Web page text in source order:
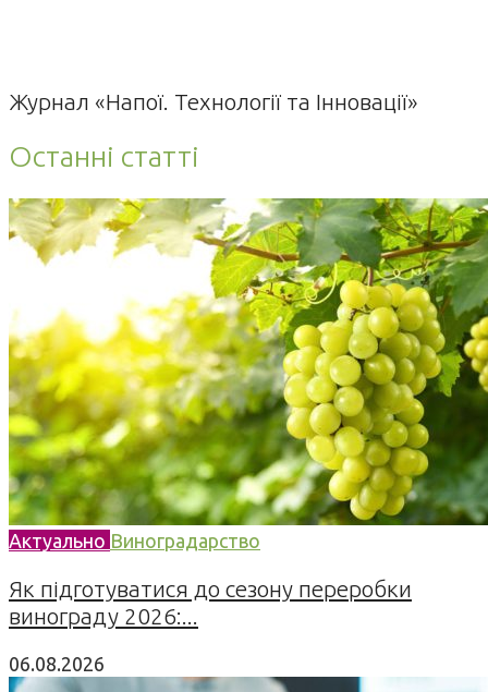
Журнал «Напої. Технології та Інновації»
Останні статті
Актуально Виноградарство
Як підготуватися до сезону переробки
винограду 2026:...
06.08.2026